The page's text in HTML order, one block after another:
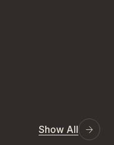
Show All